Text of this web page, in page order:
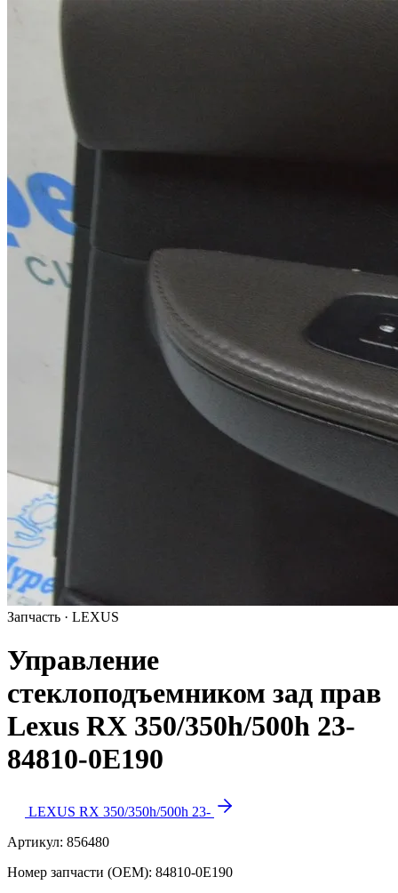
Запчасть · LEXUS
Управление
стеклоподъемником зад прав
Lexus RX 350/350h/500h 23-
84810-0E190
LEXUS RX 350/350h/500h 23-
Артикул: 856480
Номер запчасти (OEM): 84810-0E190